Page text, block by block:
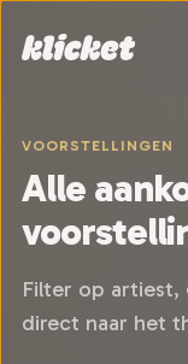
VOORSTELLINGEN
Alle
Filter op artiest,
direct naar het